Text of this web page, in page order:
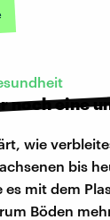
noch eine
wie
bis
es mit dem
Böden